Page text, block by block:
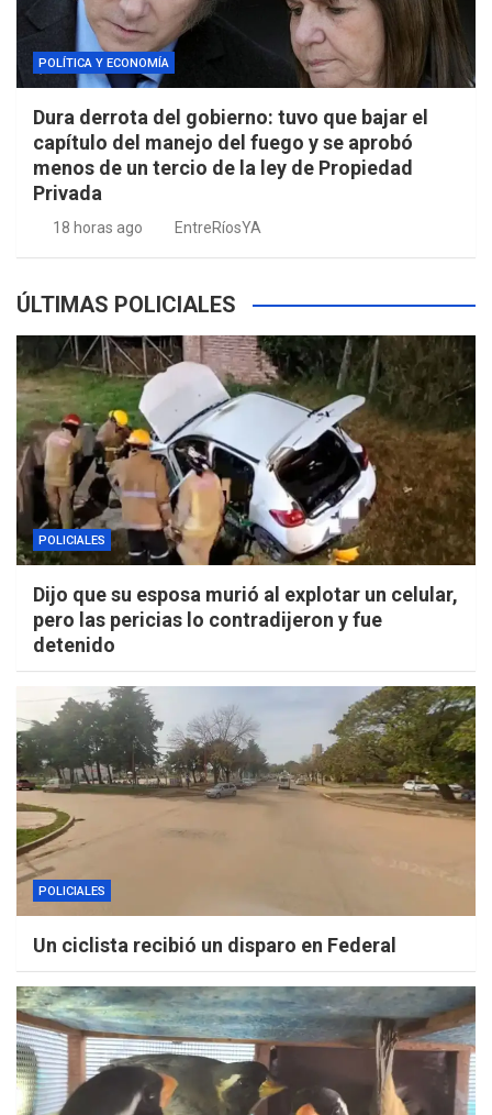
POLÍTICA Y ECONOMÍA
Dura derrota del gobierno: tuvo que bajar el
capítulo del manejo del fuego y se aprobó
menos de un tercio de la ley de Propiedad
Privada
18 horas ago EntreRíosYA
ÚLTIMAS POLICIALES
POLICIALES
Dijo que su esposa murió al explotar un celular,
pero las pericias lo contradijeron y fue
detenido
POLICIALES
Un ciclista recibió un disparo en Federal